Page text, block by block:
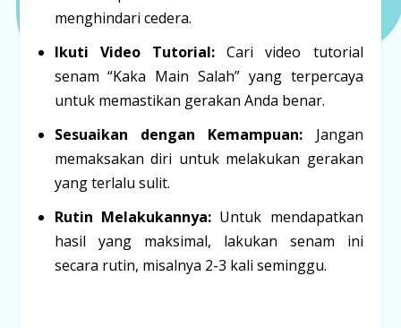
menghindari cedera.
Ikuti Video Tutorial: Cari video tutorial
senam “Kaka Main Salah” yang terpercaya
untuk memastikan gerakan Anda benar.
Sesuaikan dengan Kemampuan: Jangan
memaksakan diri untuk melakukan gerakan
yang terlalu sulit.
Rutin Melakukannya: Untuk mendapatkan
hasil yang maksimal, lakukan senam ini
secara rutin, misalnya 2-3 kali seminggu.